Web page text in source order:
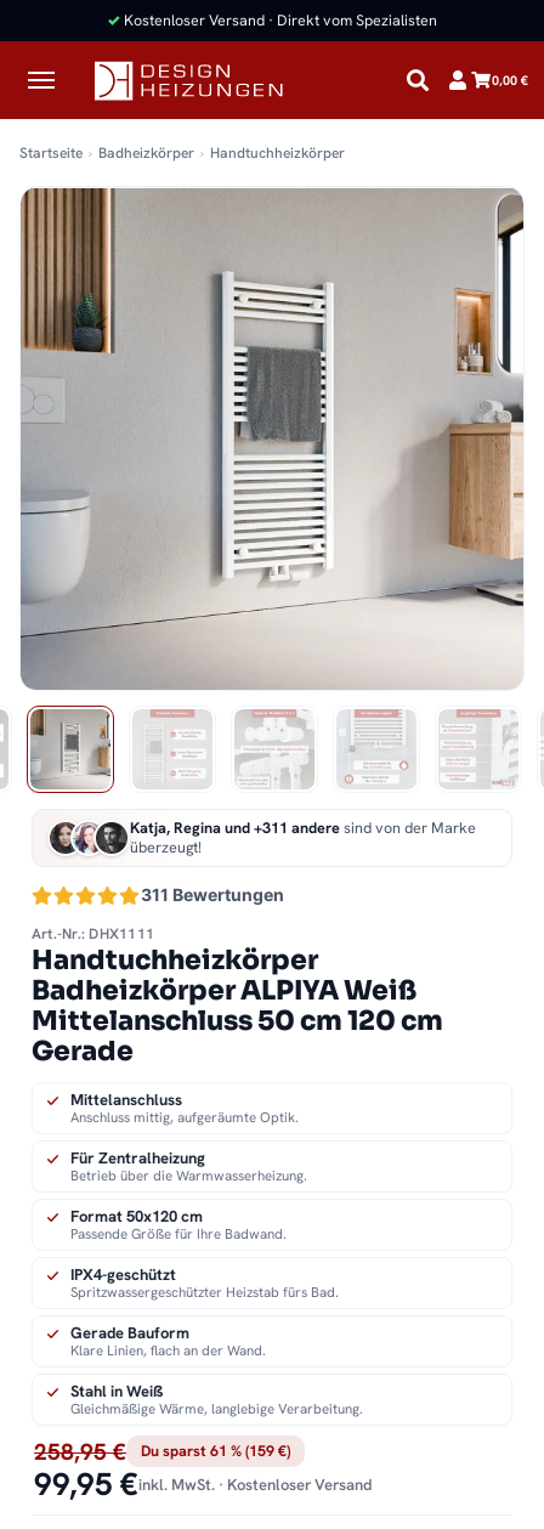
✓ Kostenloser Versand · Direkt vom Spezialisten
0,00 €
Startseite Badheizkörper Handtuchheizkörper
311 Bewertungen
Katja, Regina und +311 anderesind von der Marke
überzeugt!
Art.-Nr.: DHX1111
Handtuchheizkörper
Badheizkörper ALPIYA Weiß
Mittelanschluss 50 cm 120 cm
Gerade
258,95 € Du sparst 61 % (159 €)
99,95 €inkl. MwSt. · Kostenloser Versand
Mittelanschluss
Anschluss mittig, aufgeräumte Optik.
Für Zentralheizung
Betrieb über die Warmwasserheizung.
Format 50x120 cm
Passende Größe für Ihre Badwand.
IPX4-geschützt
Spritzwassergeschützter Heizstab fürs Bad.
Gerade Bauform
Klare Linien, flach an der Wand.
Stahl in Weiß
Gleichmäßige Wärme, langlebige Verarbeitung.